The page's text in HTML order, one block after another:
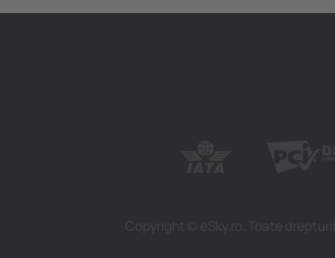
Copyright © eSky.ro. Toate